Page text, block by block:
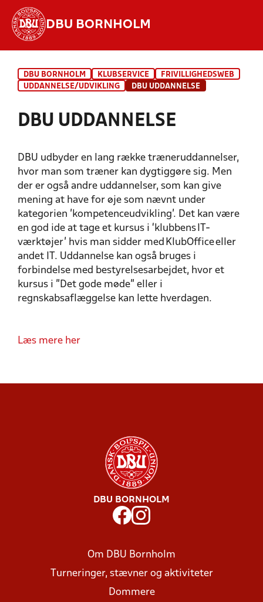
DBU BORNHOLM
INDHOLD OG NYHEDER
HOLD
DBU BORNHOLM KLUBSERVICE
FRIVILLIGHEDSWEB
UDDANNELSE/UDVIKLING
DBU UDDANNELSE
DBU UDDANNELSE
DBU udbyder en lang række træneruddannelser,
hvor man som træner kan dygtiggøre sig. Men
der er også andre uddannelser, som kan give
mening at have for øje som nævnt under
kategorien ’kompetenceudvikling’. Det kan være
en god ide at tage et kursus i ‘klubbens
IT-
værktøjer’ hvis man sidder med KlubOfficeeller
andet IT. Uddannelse kan også bruges i
forbindelse med bestyrelsesarbejdet, hvor et
kursus i ” Det gode møde” eller i
regnskabsafl æggelse kan lette hverdagen.
Læs mere her
DBU BORNHOLM
Om DBU Bornholm
Turneringer, stævner og aktiviteter
Dommere